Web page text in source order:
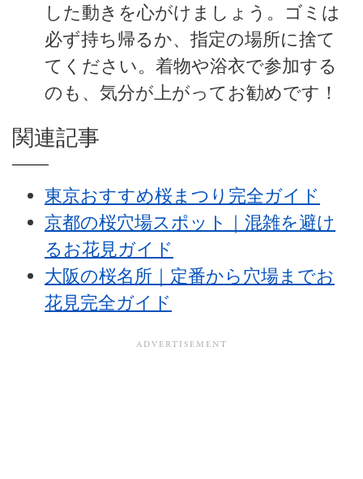
した動きを心がけましょう。ゴミは
必ず持ち帰るか、指定の場所に捨て
てください。着物や浴衣で参加する
のも、気分が上がってお勧めです！
関連記事
東京おすすめ桜まつり完全ガイド
京都の桜穴場スポット｜混雑を避け
るお花見ガイド
大阪の桜名所｜定番から穴場までお
花見完全ガイド